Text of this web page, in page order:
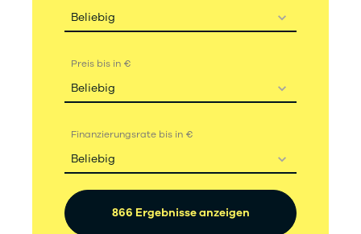
Beliebig
Preis bis in €
Beliebig
Finanzierungsrate bis in €
Beliebig
866 Ergebnisse anzeigen